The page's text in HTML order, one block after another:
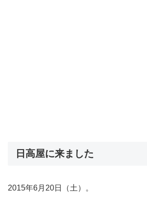
日高屋に来ました
2015年6月20日（土）。